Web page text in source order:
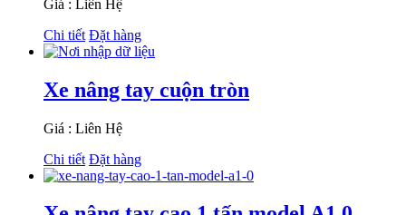
Giá : Liên Hệ
Chi tiết Đặt hàng
Xe nâng tay cuộn tròn
Giá : Liên Hệ
Chi tiết Đặt hàng